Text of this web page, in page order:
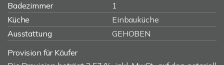
Badezimmer
1
Küche
Einbauküche
Ausstattung
GEHOBEN
Provision für Käufer